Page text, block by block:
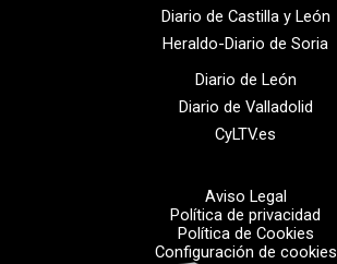
Diario de Castilla y León
Heraldo-Diario de Soria
Diario de León
Diario de Valladolid
CyLTV.es
Aviso Legal
Política de privacidad
Política de Cookies
Configuración de cookies